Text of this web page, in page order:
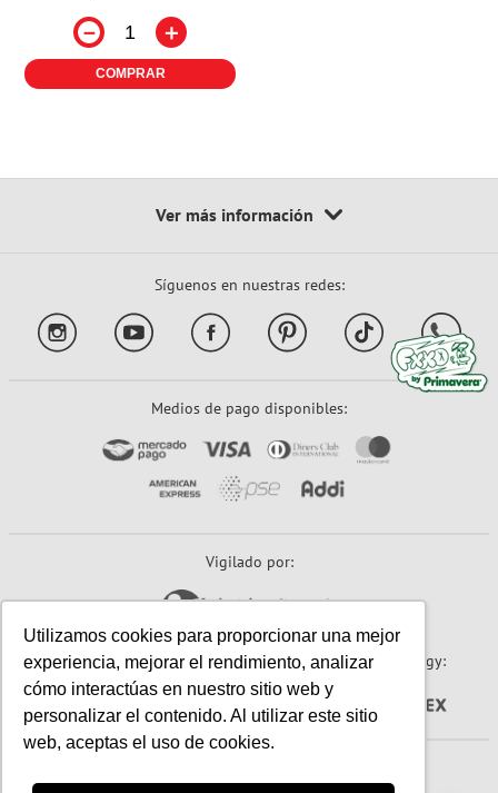
Utilizamos cookies para proporcionar una mejor
experiencia, mejorar el rendimiento, analizar
cómo interactúas en nuestro sitio web y
personalizar el contenido. Al utilizar este sitio
web, aceptas el uso de cookies.
－ ＋
COMPRAR
Síguenos en nuestras redes:
Medios de pago disponibles:
Vigilado por:
Sitio seguro: Powered By: Technology: